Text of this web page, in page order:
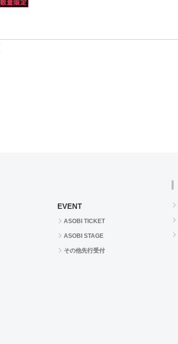
EVENT
ASOBI TICKET
ASOBI STAGE
その他先行受付